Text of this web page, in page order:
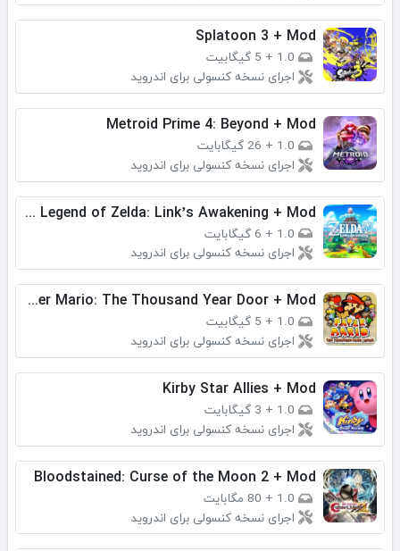
Splatoon 3 + Mod
1.0
+ 5 گیگابیت
اجرای نسخه کنسولی برای اندروید
Metroid Prime 4: Beyond + Mod
1.0
+ 26 گیگابایت
اجرای نسخه کنسولی برای اندروید
The Legend of Zelda: Link’s Awakening + Mod
1.0
+ 6 گیگابایت
اجرای نسخه کنسولی برای اندروید
Paper Mario: The Thousand Year Door + Mod
1.0
+ 5 گیگابیت
اجرای نسخه کنسولی برای اندروید
Kirby Star Allies + Mod
1.0
+ 3 گیگابایت
اجرای نسخه کنسولی برای اندروید
Bloodstained: Curse of the Moon 2 + Mod
1.0
+ 80 مگابایت
اجرای نسخه کنسولی برای اندروید